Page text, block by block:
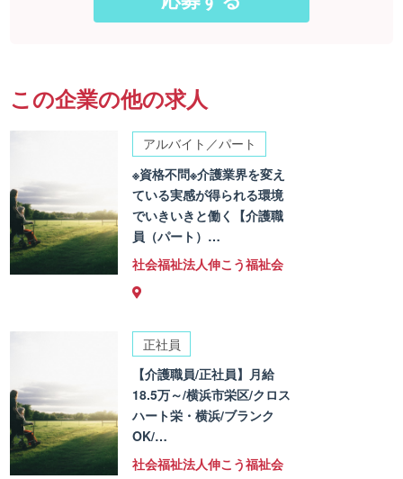
この企業の他の求人
アルバイト／パート
※資格不問※介護業界を変え
ている実感が得られる環境
でいきいきと働く【介護職
員（パート）…
社会福祉法人伸こう福祉会
正社員
【介護職員/正社員】月給
18.5万～/横浜市栄区/クロス
ハート栄・横浜/ブランク
OK/…
社会福祉法人伸こう福祉会